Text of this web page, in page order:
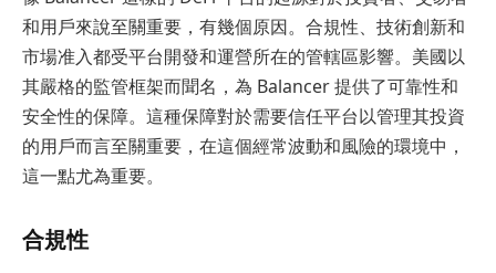
和用戶來說至關重要，有幾個原因。合規性、技術創新和
市場准入都受平台開發和運營所在的管轄區影響。美國以
其嚴格的監管框架而聞名，為 Balancer 提供了可靠性和
安全性的保障。這種保障對於需要信任平台以管理其投資
的用戶而言至關重要，在這個經常波動和風險的環境中，
這一點尤為重要。
合規性